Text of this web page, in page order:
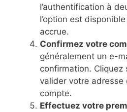
l’authentification à
l’option est
accrue.
Confirmez votre
généralement un e-
confirmation. Cliquez
valider votre
compte.
Effectuez votre